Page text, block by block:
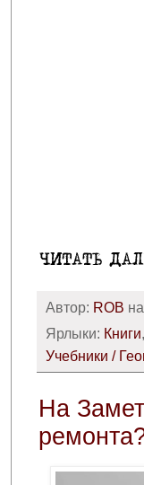
Автор: ROB
Ярлыки: Книги
Учебники /
На